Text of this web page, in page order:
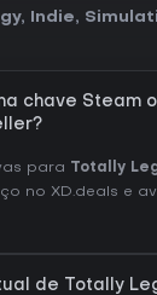
, Indie,
chave Steam
para Totally
no XD.deals e
de Totally